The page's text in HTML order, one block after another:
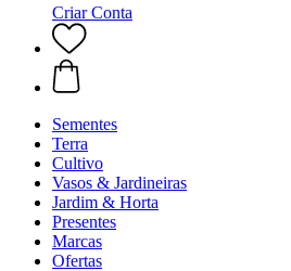
Criar Conta
Sementes
Terra
Cultivo
Vasos & Jardineiras
Jardim & Horta
Presentes
Marcas
Ofertas